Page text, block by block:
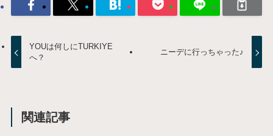
YOUは何しにTURKIYE
へ？
ニーデに行っちゃった♪
関連記事